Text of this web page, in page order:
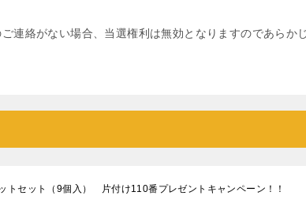
連絡がない場合、当選権利は無効となりますのであらかじ
トセット（9個入） 片付け110番プレゼントキャンペーン！！